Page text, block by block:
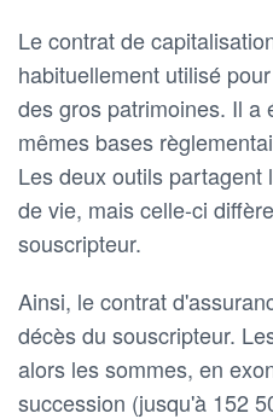
Le contrat de
habituellement utilisé
des gros patrimoines. Il a
mêmes bases
Les deux outils
de vie, mais celle-ci
souscripteur.
Ainsi, le contrat
décès du souscripteur.
alors les sommes, en
succession (jusqu'à 152